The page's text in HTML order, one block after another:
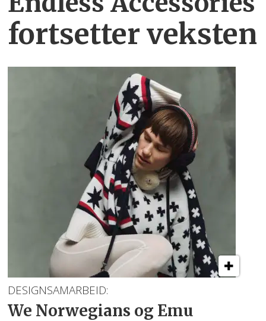
fortsetter veksten
DESIGNSAMARBEID:
We Norwegians og Emu